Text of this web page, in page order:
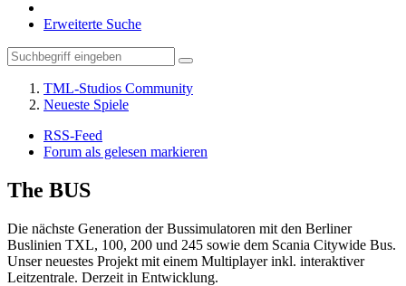
Erweiterte Suche
TML-Studios Community
Neueste Spiele
RSS-Feed
Forum als gelesen markieren
The BUS
Die nächste Generation der Bussimulatoren mit den Berliner
Buslinien TXL, 100, 200 und 245 sowie dem Scania Citywide Bus.
Unser neuestes Projekt mit einem Multiplayer inkl. interaktiver
Leitzentrale. Derzeit in Entwicklung.